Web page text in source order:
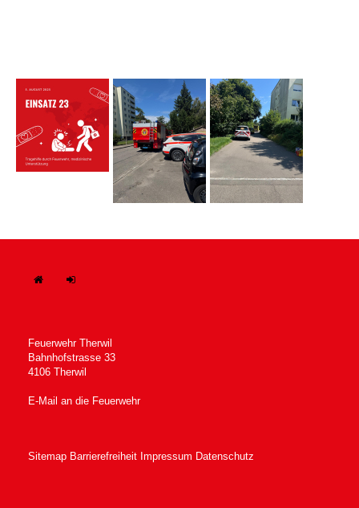
Feuerwehr Therwil
Bahnhofstrasse 33
4106 Therwil
E-Mail an die Feuerwehr
Sitemap Barrierefreiheit Impressum Datenschutz